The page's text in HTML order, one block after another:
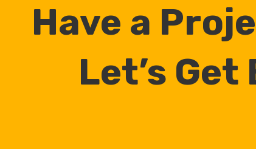
Have a
Let’s